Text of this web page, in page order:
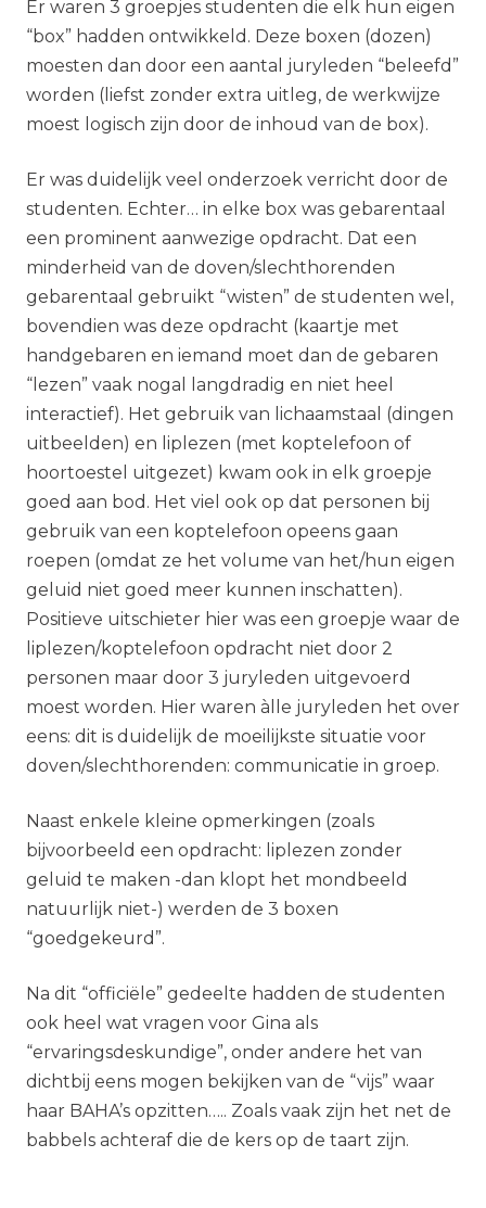
Er waren 3 groepjes studenten die elk hun eigen
“box” hadden ontwikkeld. Deze boxen (dozen)
moesten dan door een aantal juryleden “beleefd”
worden (liefst zonder extra uitleg, de werkwijze
moest logisch zijn door de inhoud van de box).
Er was duidelijk veel onderzoek verricht door de
studenten. Echter… in elke box was gebarentaal
een prominent aanwezige opdracht. Dat een
minderheid van de doven/slechthorenden
gebarentaal gebruikt “wisten” de studenten wel,
bovendien was deze opdracht (kaartje met
handgebaren en iemand moet dan de gebaren
“lezen” vaak nogal langdradig en niet heel
interactief). Het gebruik van lichaamstaal (dingen
uitbeelden) en liplezen (met koptelefoon of
hoortoestel uitgezet) kwam ook in elk groepje
goed aan bod. Het viel ook op dat personen bij
gebruik van een koptelefoon opeens gaan
roepen (omdat ze het volume van het/hun eigen
geluid niet goed meer kunnen inschatten).
Positieve uitschieter hier was een groepje waar de
liplezen/koptelefoon opdracht niet door 2
personen maar door 3 juryleden uitgevoerd
moest worden. Hier waren àlle juryleden het over
eens: dit is duidelijk de moeilijkste situatie voor
doven/slechthorenden: communicatie in groep.
Naast enkele kleine opmerkingen (zoals
bijvoorbeeld een opdracht: liplezen zonder
geluid te maken -dan klopt het mondbeeld
natuurlijk niet-) werden de 3 boxen
“goedgekeurd”.
Na dit “officiële” gedeelte hadden de studenten
ook heel wat vragen voor Gina als
“ervaringsdeskundige”, onder andere het van
dichtbij eens mogen bekijken van de “vijs” waar
haar BAHA’s opzitten….. Zoals vaak zijn het net de
babbels achteraf die de kers op de taart zijn.